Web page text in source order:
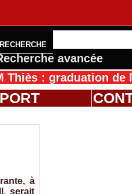
RECHERCHE
avancée
graduation de la 5e
à
serait